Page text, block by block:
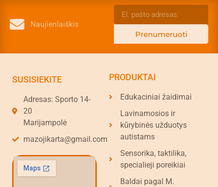
Naujienlaiškis
Prenumeruoti
SUSISIEKITE
Adresas: Sporto 14-
20
Marijampolė
mazojikarta@gmail.com
PRODUKTAI
Edukaciniai žaidimai
Lavinamosios ir
kūrybinės užduotys
autistams
Sensorika, taktilika,
specialieji poreikiai
Baldai pagal M.